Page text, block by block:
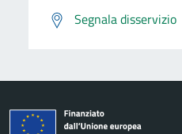
Segnala disservizio